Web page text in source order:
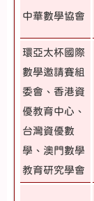
中華數學協會
環亞太杯國際
數學邀請賽組
委會、香港資
優教育中心、
台灣資優數
學、澳門數學
教育研究學會